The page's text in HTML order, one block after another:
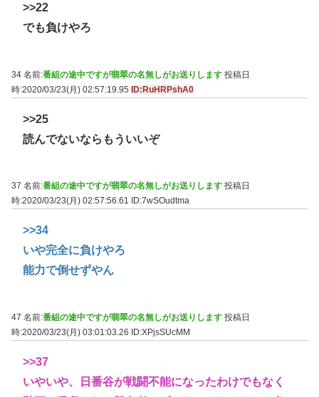
>>22
でも負けやろ
34 名前:番組の途中ですが翡翠の名無しがお送りします 投稿日
時:2020/03/23(月) 02:57:19.95 ID:RuHRPshA0
>>25
読んでないならもういいぞ
37 名前:番組の途中ですが翡翠の名無しがお送りします 投稿日
時:2020/03/23(月) 02:57:56.61
ID:7wSOudtma
>>34
いや完全に負けやろ
能力で倒せずやん
47 名前:番組の途中ですが翡翠の名無しがお送りします 投稿日
時:2020/03/23(月) 03:01:03.26 ID:XPjsSUcMM
>>37
いやいや、日番谷が戦闘不能になったわけでもなく